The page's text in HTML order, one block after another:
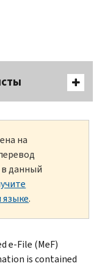
на
данный
.
e-File (MeF)
is contained